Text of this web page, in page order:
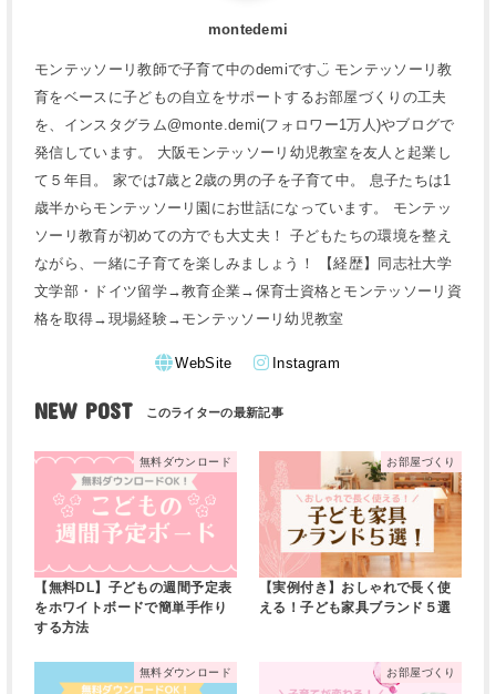
montedemi
モンテッソーリ教師で子育て中のdemiです◡̈ モンテッソーリ教
育をベースに子どもの自立をサポートするお部屋づくりの工夫
を、インスタグラム@monte.demi(フォロワー1万人)やブログで
発信しています。 大阪モンテッソーリ幼児教室を友人と起業し
て５年目。 家では7歳と2歳の男の子を子育て中。 息子たちは1
歳半からモンテッソーリ園にお世話になっています。 モンテッ
ソーリ教育が初めての方でも大丈夫！ 子どもたちの環境を整え
ながら、一緒に子育てを楽しみましょう！ 【経歴】同志社大学
文学部・ドイツ留学→教育企業→保育士資格とモンテッソーリ資
格を取得→現場経験→モンテッソーリ幼児教室
WebSite Instagram
NEW POST
無料ダウンロード
【無料DL】子どもの週間予定表
をホワイトボードで簡単手作り
する方法
お部屋づくり
【実例付き】おしゃれで長く使
える！子ども家具ブランド５選
無料ダウンロード お部屋づくり